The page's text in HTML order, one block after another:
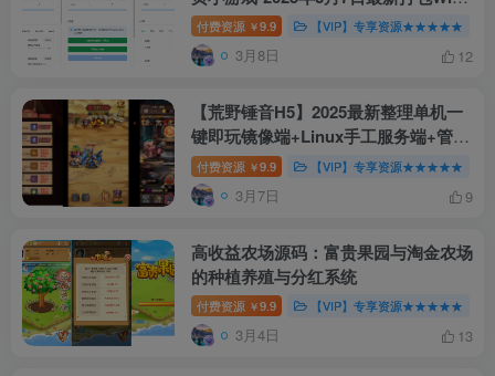
服务端源码！
付费资源 ￥9.9 【VIP】专享资源★★★★★
3月8日 12
【荒野锤音H5】2025最新整理单机一
键即玩镜像端+Linux手工服务端+管理
后台+CDK授权后台+教程【站长亲
测】
付费资源 ￥9.9 【VIP】专享资源★★★★★
3月7日 9
高收益农场源码：富贵果园与淘金农场
的种植养殖与分红系统
付费资源 ￥9.9 【VIP】专享资源★★★★★
3月4日 13